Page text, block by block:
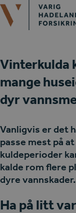
Skip
to
content
Open
mobile
menu
Close
mobile
menu
Vinterkulda
mange
dyr
Vanligvis er det
passe mest på
kuldeperioder
kalde rom flere
dyre vannskader.
Ha på litt